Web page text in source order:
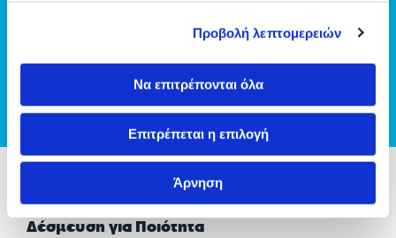
Προβολή λεπτομερειών
Να επιτρέπονται όλα
Επιτρέπεται η επιλογή
Άρνηση
Ανανεώνουμε διαρκώς τον ιατροτεχνολογικό
μας εξοπλισμό, επενδύοντας σε μηχανήματα
τεχνολογίας αιχμής, μέσω του εκτεταμένου
επενδυτικού προγράμματος που εφαρμόζουμε
Δέσμευση για Ποιότητα